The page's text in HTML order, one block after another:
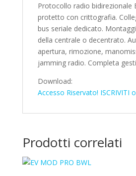
Protocollo radio bidirezionale
protetto con crittografia.
bus seriale dedicato.
della centrale o decentrato.
apertura, rimozione,
jamming radio. Completa
Download:
Accesso Riservato! ISCRIVITI
Prodotti correlati